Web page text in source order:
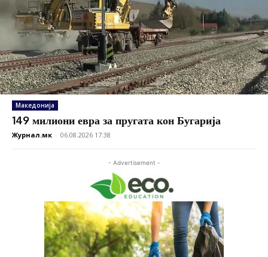
Македонија
149 милиони евра за пругата кон Бугарија
Журнал.мк - 06.08.2026 17:38
- Advertisement -